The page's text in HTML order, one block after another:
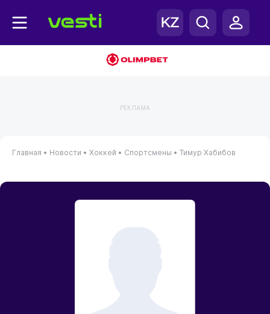
РЕКЛАМА
Главная • Новости • Хоккей • Спортсмены • Тимур Хабибов